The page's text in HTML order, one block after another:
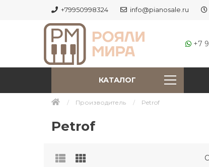
+79950998324 info@pianosale.ru
+7
КАТАЛОГ
Производитель Petrof
Petrof